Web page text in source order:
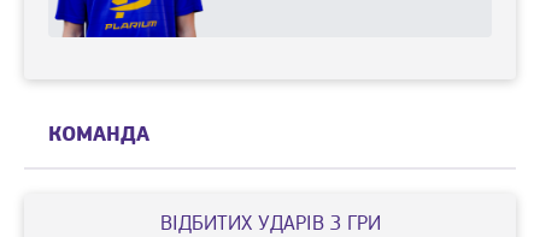
КОМАНДА
ВIДБИТИХ УДАРIВ З ГРИ